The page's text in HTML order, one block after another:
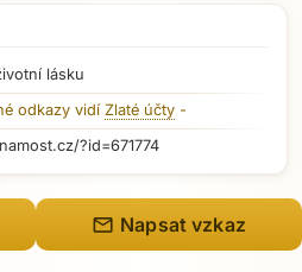
lásku
odkazy vidí Zlaté účty -
?id=671774
mail Napsat vzkaz